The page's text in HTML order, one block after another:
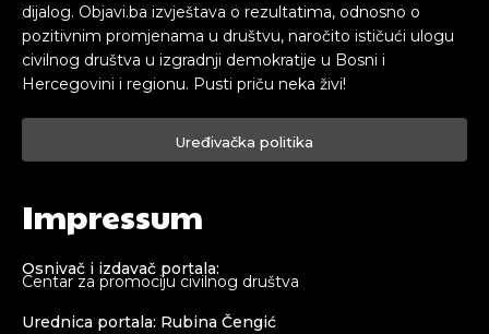
dijalog. Objavi.ba izvještava o rezultatima, odnosno o
pozitivnim promjenama u društvu, naročito ističući ulogu
civilnog društva u izgradnji demokratije u Bosni i
Hercegovini i regionu. Pusti priču neka živi!
Uređivačka politika
Impressum
Osnivač i izdavač portala:
Centar za promociju civilnog društva
Urednica portala: Rubina Čengić